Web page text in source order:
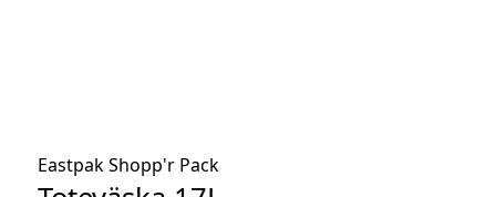
Eastpak Shopp'r Pack